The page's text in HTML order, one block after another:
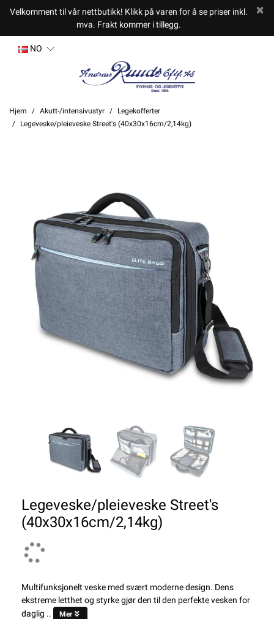
Velkomment til vår nettbutikk! Klikk på varen for å se priser inkl.
mva. Frakt kommer i tillegg.
NO
Hjem Akutt-/intensivustyr
Legekofferter
Legeveske/pleieveske Street's (40x30x16cm/2,14kg)
Legeveske/pleieveske Street's
(40x30x16cm/2,14kg)
Multifunksjonelt veske med svært moderne design. Dens
ekstreme letthet og styrke gjør den til den perfekte vesken for
daglig ..
Mer